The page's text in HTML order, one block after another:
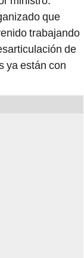
que
trabajando
de
ya están con